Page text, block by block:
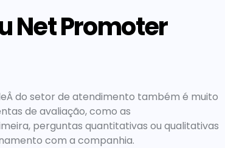
Net Promoter
do setor de atendimento também é muito
de avaliação, como as
perguntas quantitativas ou qualitativas
com a companhia.